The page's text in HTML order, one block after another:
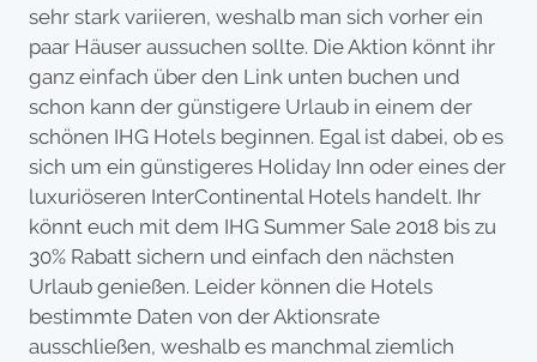
sehr stark variieren, weshalb man sich vorher ein
paar Häuser aussuchen sollte. Die Aktion könnt ihr
ganz einfach über den Link unten buchen und
schon kann der günstigere Urlaub in einem der
schönen IHG Hotels beginnen. Egal ist dabei, ob es
sich um ein günstigeres Holiday Inn oder eines der
luxuriöseren InterContinental Hotels handelt. Ihr
könnt euch mit dem IHG Summer Sale 2018 bis zu
30% Rabatt sichern und einfach den nächsten
Urlaub genießen. Leider können die Hotels
bestimmte Daten von der Aktionsrate
ausschließen, weshalb es manchmal ziemlich